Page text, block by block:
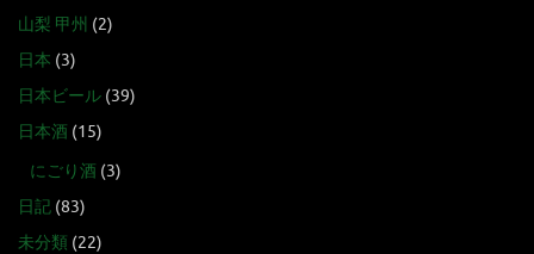
山梨 甲州 (2)
日本 (3)
日本ビール (39)
日本酒 (15)
にごり酒 (3)
日記 (83)
未分類 (22)